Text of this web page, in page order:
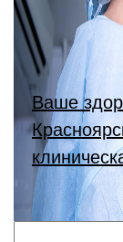
Ваше